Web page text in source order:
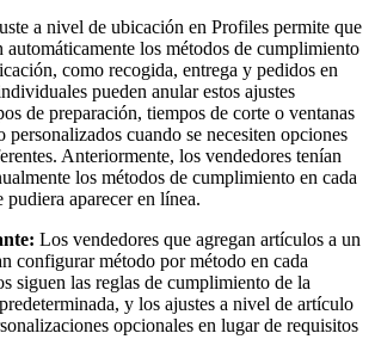
de fidelidad
de clientes
regalo
a nivel de ubicación en Profiles permite que
automáticamente los métodos de cumplimiento
como recogida, entrega y pedidos en
pueden anular estos ajustes
de preparación, tiempos de corte o ventanas
personalizados cuando se necesiten opciones
Anteriormente, los vendedores tenían
los métodos de cumplimiento en cada
pudiera aparecer en línea.
Los vendedores que agregan artículos a un
configurar método por método en cada
siguen las reglas de cumplimiento de la
y los ajustes a nivel de artículo
opcionales en lugar de requisitos